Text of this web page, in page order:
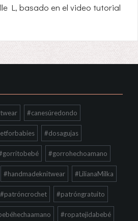
L, basado en el video tutorial
#canesúredondo
#dosagujas
#gorrohechoamano
#handmadeknitwear #LilianaMilka
#patróncrochet #patróngratuito
#ropatejidabebé